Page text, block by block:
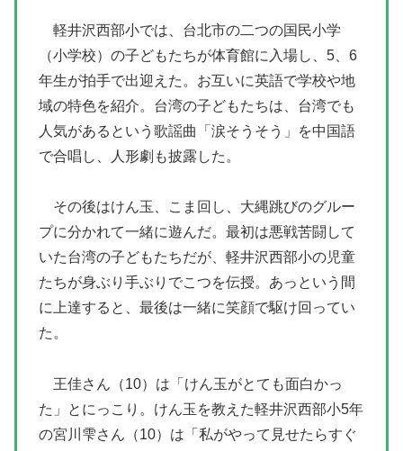
軽井沢西部小では、台北市の二つの国民小学
（小学校）の子どもたちが体育館に入場し、5、6
年生が拍手で出迎えた。お互いに英語で学校や地
域の特色を紹介。台湾の子どもたちは、台湾でも
人気があるという歌謡曲「涙そうそう」を中国語
で合唱し、人形劇も披露した。
その後はけん玉、こま回し、大縄跳びのグルー
プに分かれて一緒に遊んだ。最初は悪戦苦闘して
いた台湾の子どもたちだが、軽井沢西部小の児童
たちが身ぶり手ぶりでこつを伝授。あっという間
に上達すると、最後は一緒に笑顔で駆け回ってい
た。
王佳さん（10）は「けん玉がとても面白かっ
た」とにっこり。けん玉を教えた軽井沢西部小5年
の宮川雫さん（10）は「私がやって見せたらすぐ